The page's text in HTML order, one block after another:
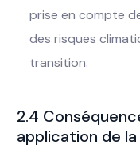
prise en compte
des risques
transition.
2.4
application de la